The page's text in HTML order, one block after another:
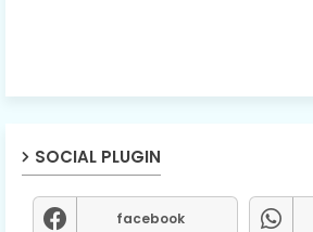
SOCIAL PLUGIN
facebook